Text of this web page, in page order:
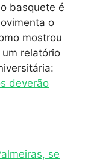
basquete é
o
mostrou
relatório
deverão
se